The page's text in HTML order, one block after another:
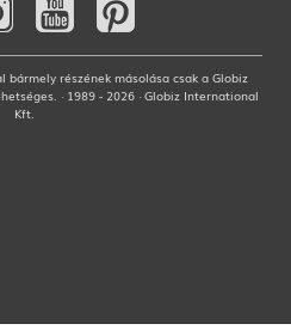
bármely részének másolása csak a Globiz
· 1989 - 2026 · Globiz International
Kft.